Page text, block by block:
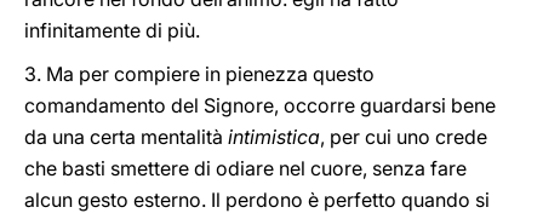
infinitamente di più.
3. Ma per compiere in pienezza questo
comandamento del Signore, occorre guardarsi bene
da una certa mentalità intimistica, per cui uno crede
che basti smettere di odiare nel cuore, senza fare
alcun gesto esterno. Il perdono è perfetto quando si